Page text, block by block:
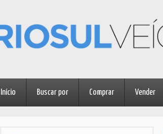
Início Buscar por Comprar Vender